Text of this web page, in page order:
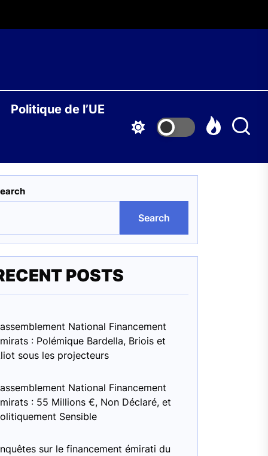
Politique de l’UE
Search
POSTS
National Financement
: Polémique Bardella, Briois et
sous les projecteurs
National Financement
: 55 Millions €, Non Déclaré, et
Sensible
sur le financement émirati du